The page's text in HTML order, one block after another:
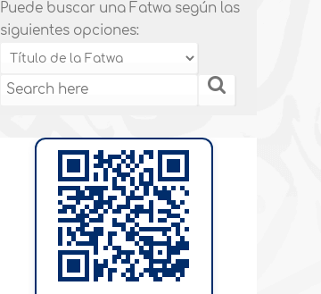
Puede buscar una Fatwa según las
siguientes opciones: